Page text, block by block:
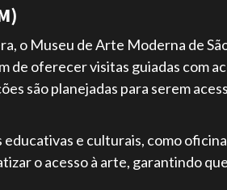
o Museu de Arte Moderna de
de oferecer visitas guiadas com
são planejadas para serem
e culturais, como
o acesso à arte, garantindo